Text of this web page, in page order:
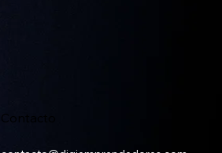
Contacto